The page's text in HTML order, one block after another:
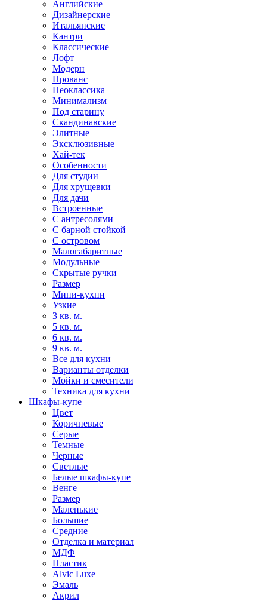
Английские
Дизайнерские
Итальянские
Кантри
Классические
Лофт
Модерн
Прованс
Неоклассика
Минимализм
Под старину
Скандинавские
Элитные
Эксклюзивные
Хай-тек
Особенности
Для студии
Для хрущевки
Для дачи
Встроенные
С антресолями
С барной стойкой
С островом
Малогабаритные
Модульные
Скрытые ручки
Размер
Мини-кухни
Узкие
3 кв. м.
5 кв. м.
6 кв. м.
9 кв. м.
Все для кухни
Варианты отделки
Мойки и смесители
Техника для кухни
Шкафы-купе
Цвет
Коричневые
Серые
Темные
Черные
Светлые
Белые шкафы-купе
Венге
Размер
Маленькие
Большие
Средние
Отделка и материал
МДФ
Пластик
Alvic Luxe
Эмаль
Акрил